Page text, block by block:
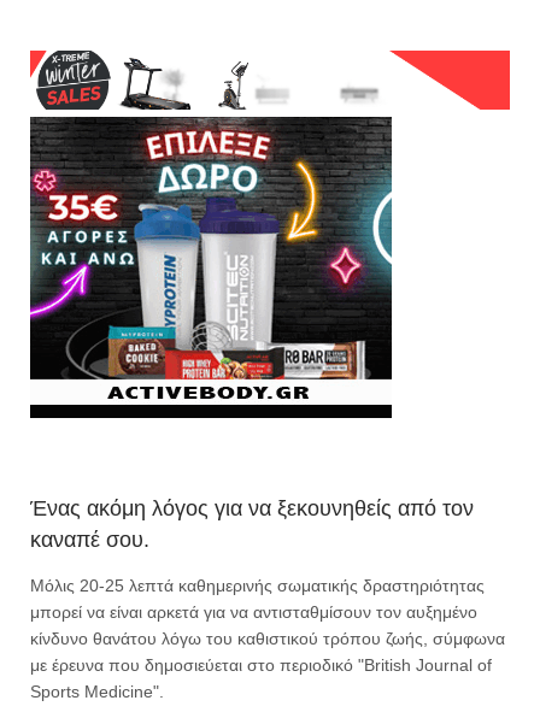
Ένας ακόμη λόγος για να ξεκουνηθείς από τον
καναπέ σου.
Μόλις 20-25 λεπτά καθημερινής σωματικής δραστηριότητας
μπορεί να είναι αρκετά για να αντισταθμίσουν τον αυξημένο
κίνδυνο θανάτου λόγω του καθιστικού τρόπου ζωής, σύμφωνα
με έρευνα που δημοσιεύεται στο περιοδικό "British Journal of
Sports Medicine".